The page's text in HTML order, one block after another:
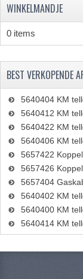
WINKELMANDJE
0 items
BEST VERKOPENDE
5640404 KM
5640412 KM
5640422 KM
5640406 KM
5657422
5657426
5657404
5640402 KM
5640400 KM
5640414 KM